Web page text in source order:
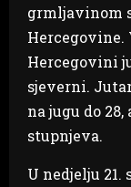
grmljavinom
Hercegovine.
Hercegovini
sjeverni.
na jugu do 28,
stupnjeva.
U nedjelju 21.